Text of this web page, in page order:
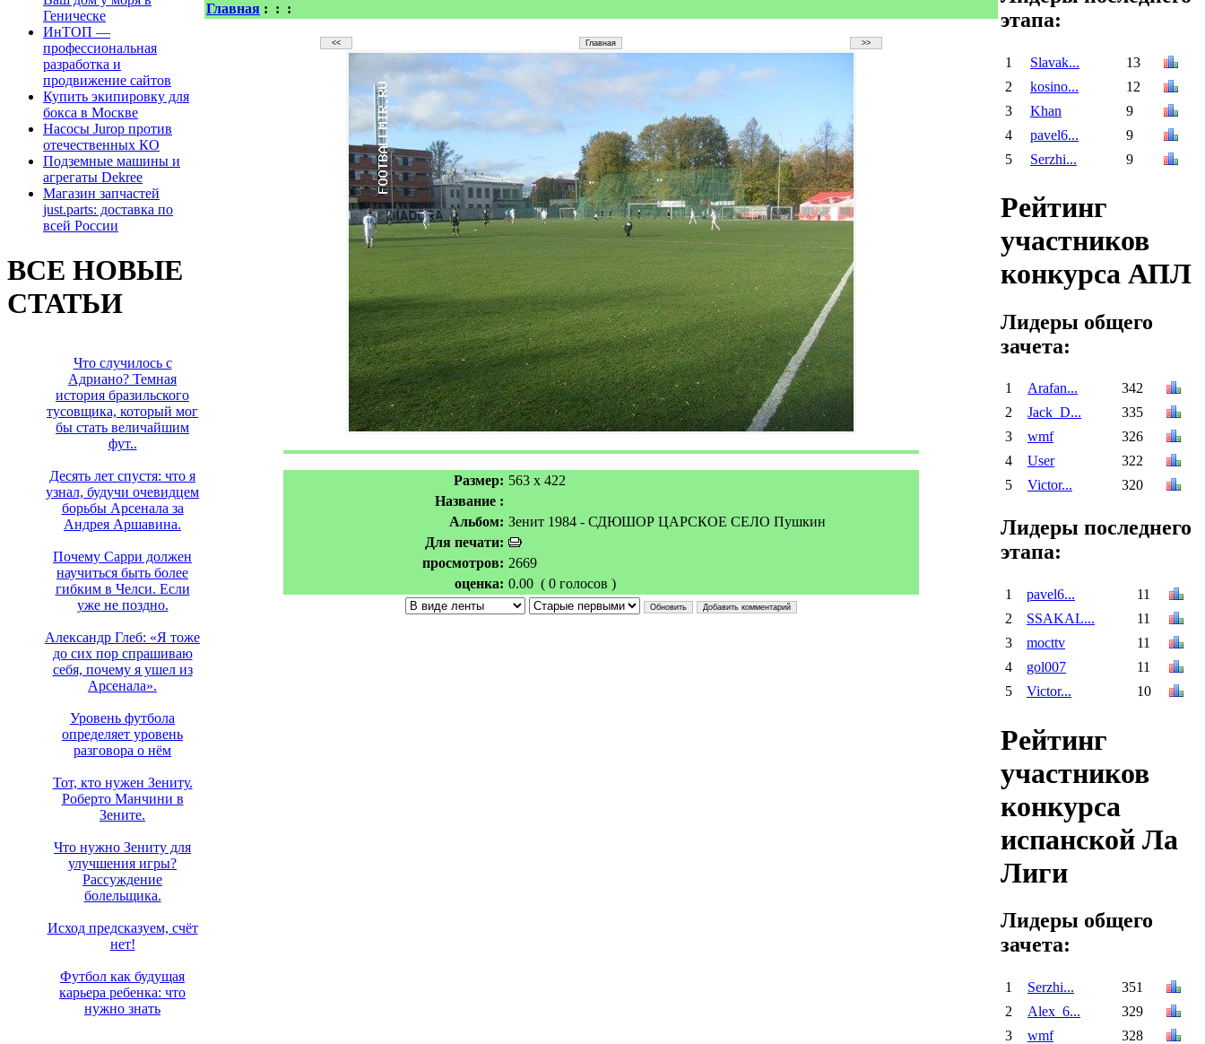
Геническе
ИнТОП —
профессиональная
разработка и
продвижение сайтов
Купить экипировку для
бокса в Москве
Насосы Jurop против
отечественных КО
Подземные машины и
агрегаты Dekree
Магазин запчастей
just.parts: доставка по
всей России
ВСЕ НОВЫЕ
СТАТЬИ
Что случилось с
Адриано? Темная
история бразильского
тусовщика, который мог
бы стать величайшим
фут..
Десять лет спустя: что я
узнал, будучи очевидцем
борьбы Арсенала за
Андрея Аршавина.
Почему Сарри должен
научиться быть более
гибким в Челси. Если
уже не поздно.
Александр Глеб: «Я тоже
до сих пор спрашиваю
себя, почему я ушел из
Арсенала».
Уровень футбола
определяет уровень
разговора о нём
Тот, кто нужен Зениту.
Роберто Манчини в
Зените.
Что нужно Зениту для
улучшения игры?
Рассуждение
болельщика.
Исход предсказуем, счёт
нет!
Футбол как будущая
карьера ребенка: что
нужно знать
Главная : : :
Размер: 563 x 422
Название :
Альбом: Зенит 1984 - СДЮШОР ЦАРСКОЕ СЕЛО Пушкин
Для печати:
просмотров: 2669
оценка: 0.00 ( 0 голосов )
этапа:
1 Slavak...
13
2
kosino...
12
3
Khan
9
4
pavel6...
9
5
Serzhi... 9
Рейтинг
участников
конкурса АПЛ
Лидеры общего
зачета:
1 Arafan...
342
2
Jack_D...
335
3
wmf
326
4
User
322
5
Victor... 320
Лидеры последнего
этапа:
1 pavel6...
11
2
SSAKAL...
11
3
mocttv
11
4
gol007
11
5
Victor... 10
Рейтинг
участников
конкурса
испанской Ла
Лиги
Лидеры общего
зачета:
1 Serzhi...
351
2
Alex_6...
329
3
wmf 328